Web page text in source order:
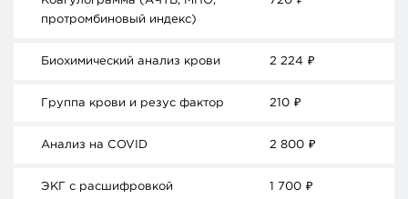
протромбиновый индекс)
Биохимический анализ крови 2 224 ₽
Группа крови и резус фактор 210 ₽
Анализ на COVID 2 800 ₽
ЭКГ с расшифровкой 1 700 ₽